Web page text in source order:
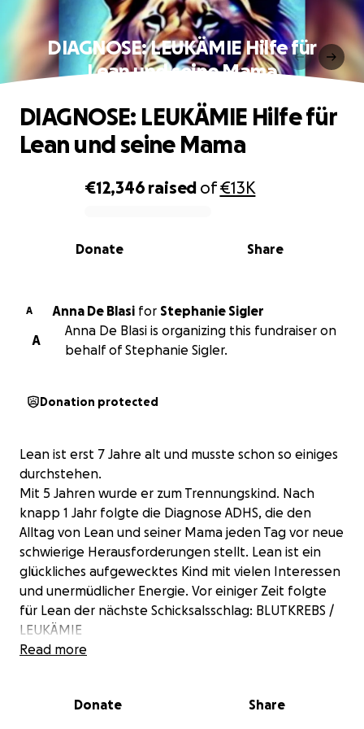
DIAGNOSE: LEUKÄMIE Hilfe für
Lean und seine Mama
0% complete
€12,346 raised of€13K
Share
Donate
DIAGNOSE: LEUKÄMIE Hilfe für
Lean und seine Mama
A Anna De Blasi for Stephanie Sigler
A
Anna De Blasi is organizing this fundraiser on
behalf of Stephanie Sigler.
Donation protected
Lean ist erst 7 Jahre alt und musste schon so einiges
durchstehen.
Mit 5 Jahren wurde er zum Trennungskind. Nach
knapp 1 Jahr folgte die Diagnose ADHS, die den
Alltag von Lean und seiner Mama jeden Tag vor neue
schwierige Herausforderungen stellt. Lean ist ein
glückliches aufgewecktes Kind mit vielen Interessen
und unermüdlicher Energie. Vor einiger Zeit folgte
für Lean der nächste Schicksalsschlag: BLUTKREBS /
LEUKÄMIE
Plötzlich stand die Welt für Lean und seine Mama,
wochenlangen stationären
Read more
Donate Share